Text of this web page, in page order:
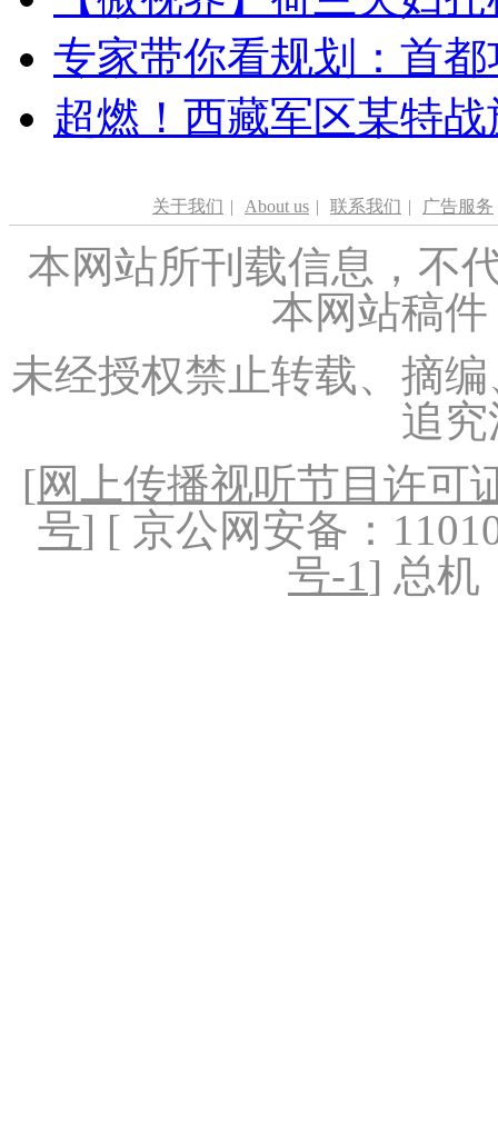
专家带你看规划：首
超燃！西藏军区某特
关于我们 | About us | 联系我们 | 广告服务
本网站所刊载信息，不
本网站稿
未经授权禁止转载、摘
追
[网上传播视听节目许可
号] [ 京公网安备：
号-1] 总机